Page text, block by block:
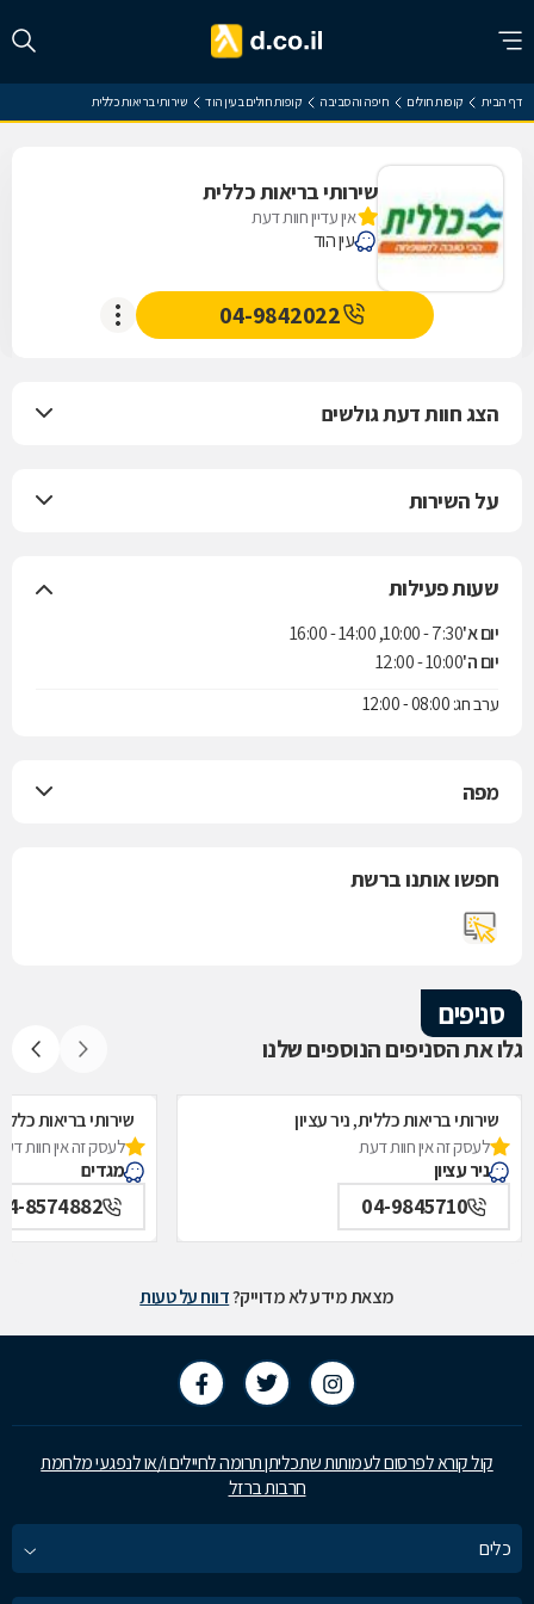
דף הבית קופות חולים חיפה והסביבה קופות חולים בעין הוד שירותי בריאות כללית
שירותי בריאות כללית
אין עדיין חוות דעת
עין הוד
04-9842022
הצג חוות דעת גולשים
על השירות
שעות פעילות
יום א'7:30 - 10:00, 14:00 - 16:00
יום ה'10:00 - 12:00
ערב חג: 08:00 - 12:00
מפה
חפשו אותנו ברשת
סניפים
גלו את הסניפים הנוספים שלנו
שירותי בריאות כללית, ניר עציון
לעסק זה אין חוות דעת
ניר עציון
04-9845710
שירותי בריאות
לעסק זה אין חוות
מגדים
8574882
מצאת מידע לא מדוייק?דווח על טעות
קול קורא לפרסום לעמותות שתכליתן תרומה לחיילים ו/או לנפגעי מלחמת
חרבות ברזל
כלים